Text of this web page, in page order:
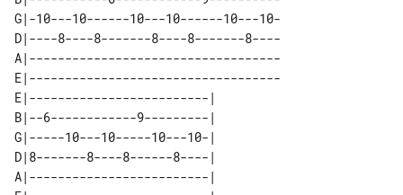
G|-10---10------10---10------10---10-
D|----8----8-------8----8-------8----
A|-----------------------------------
E|-----------------------------------
E|-------------------------|
B|--6------------9---------|
G|-----10---10-----10---10-|
D|8-------8----8------8----|
A|-------------------------|